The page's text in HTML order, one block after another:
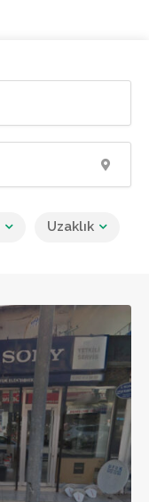
Uzaklık